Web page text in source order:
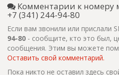
Комментарии к номеру
+7 (341) 244-94-80
Если вам звонили или прислали
94-80 - сообщите, кто это был,
сообщения. Этим вы можете
Оставить свой комментарий.
Пока никто не оставил здесь